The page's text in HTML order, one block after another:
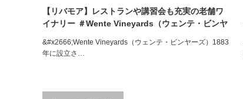
【リバモア】レストランや講習会も充実の老舗ワ
イナリー ＃Wente Vineyards（ウェンテ・ビンヤ
&#x2666;Wente Vineyards（ウェンテ・ビンヤーズ）1883
年に設立さ…